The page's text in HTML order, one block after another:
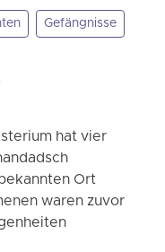
Gefängnisse
hat vier
Ort
waren zuvor